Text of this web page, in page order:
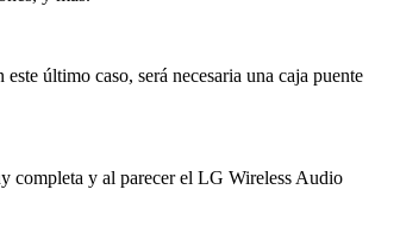
último caso, será necesaria una caja puente
completa y al parecer el LG Wireless Audio